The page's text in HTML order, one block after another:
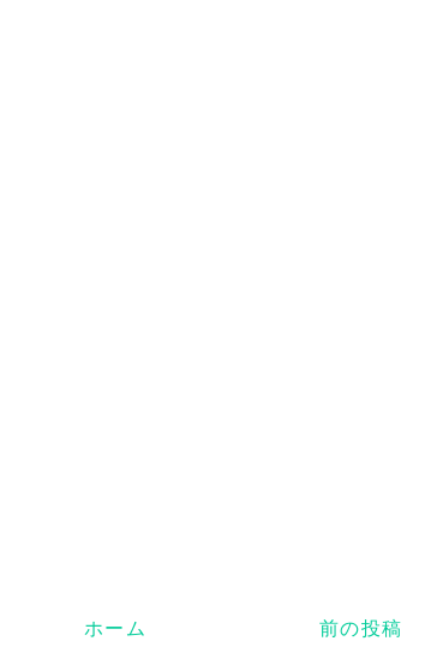
前の投稿
ホーム